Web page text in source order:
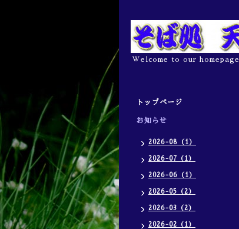
Welcome to our homepage
トップページ
お知らせ
2026-08（1）
2026-07（1）
2026-06（1）
2026-05（2）
2026-03（2）
2026-02（1）